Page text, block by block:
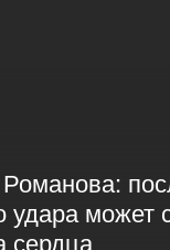
удара может
сердца